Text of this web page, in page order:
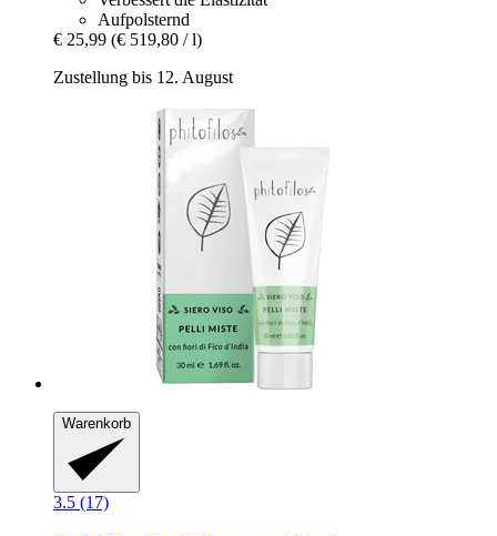
Aufpolsternd
€ 25,99 (€ 519,80 / l)
Zustellung bis 12. August
Warenkorb
3.5 (17)